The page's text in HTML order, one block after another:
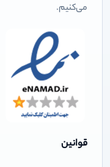
می‌کنیم.
قوانین